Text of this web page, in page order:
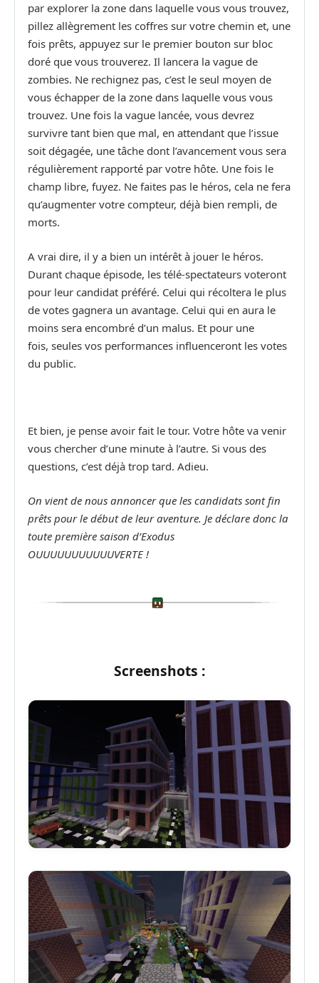
par explorer la zone dans laquelle vous vous trouvez,
pillez allègrement les coffres sur votre chemin et, une
fois prêts, appuyez sur le premier bouton sur bloc
doré que vous trouverez. Il lancera la vague de
zombies. Ne rechignez pas, c’est le seul moyen de
vous échapper de la zone dans laquelle vous vous
trouvez. Une fois la vague lancée, vous devrez
survivre tant bien que mal, en attendant que l’issue
soit dégagée, une tâche dont l’avancement vous sera
régulièrement rapporté par votre hôte. Une fois le
champ libre, fuyez. Ne faites pas le héros, cela ne fera
qu’augmenter votre compteur, déjà bien rempli, de
morts.
A vrai dire, il y a bien un intérêt à jouer le héros.
Durant chaque épisode, les télé-spectateurs voteront
pour leur candidat préféré. Celui qui récoltera le plus
de votes gagnera un avantage. Celui qui en aura le
moins sera encombré d’un malus. Et pour une
fois, seules vos performances influenceront les votes
du public.
Et bien, je pense avoir fait le tour. Votre hôte va venir
vous chercher d’une minute à l’autre. Si vous des
questions, c’est déjà trop tard. Adieu.
On vient de nous annoncer que les candidats sont fin
prêts pour le début de leur aventure. Je déclare donc la
toute première saison d’Exodus
OUUUUUUUUUUUVERTE !
Screenshots :